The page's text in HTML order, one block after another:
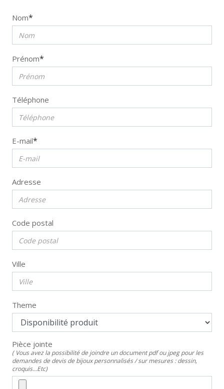
Nom*
Prénom*
Téléphone
E-mail*
Adresse
Code postal
Ville
Theme
Pièce jointe
( Vous avez la possibilité de joindre un document pdf ou jpeg pour les
demandes de devis de bijoux personnalisés / sur mesures : dessin,
croquis...Etc)